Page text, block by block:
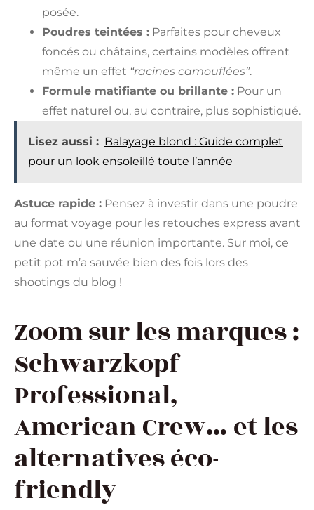
posée.
Poudres teintées : Parfaites pour cheveux
foncés ou châtains, certains modèles offrent
même un effet “racines camouflées”.
Formule matifiante ou brillante : Pour un
effet naturel ou, au contraire, plus sophistiqué.
Lisez aussi : Balayage blond : Guide complet
pour un look ensoleillé toute l’année
Astuce rapide : Pensez à investir dans une poudre
au format voyage pour les retouches express avant
une date ou une réunion importante. Sur moi, ce
petit pot m’a sauvée bien des fois lors des
shootings du blog !
Zoom sur les marques :
Schwarzkopf
Professional,
American Crew… et les
alternatives éco-
friendly